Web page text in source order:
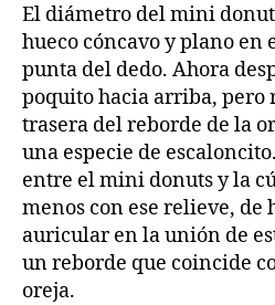
El diámetro del mini
hueco cóncavo y plano en
punta del dedo. Ahora
poquito hacia arriba, pero
trasera del reborde de la
una especie de
entre el mini donuts y la
menos con ese relieve, de
auricular en la unión de
un reborde que coincide
oreja.